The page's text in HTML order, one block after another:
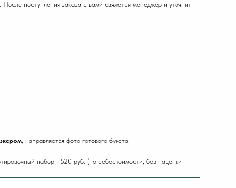
поступления заказа с вами свяжется менеджер и уточнит
, направляется фото готового букета.
набор - 520 руб. (по себестоимости, без наценки